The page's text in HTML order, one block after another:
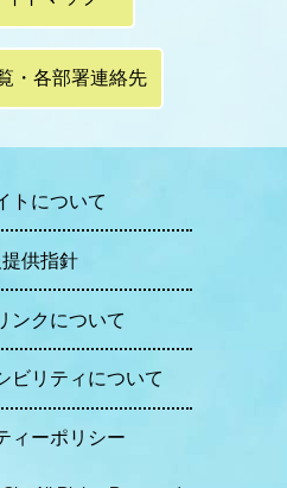
・各部署連絡先
トについて
供指針
ンクについて
ビリティについて
ィーポリシー